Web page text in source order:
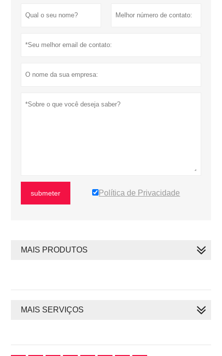
submeter Política de Privacidade
MAIS PRODUTOS
MAIS SERVIÇOS